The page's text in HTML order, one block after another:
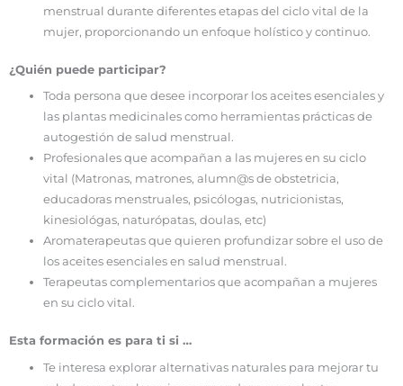
menstrual durante diferentes etapas del ciclo vital de la
mujer, proporcionando un enfoque holístico y continuo.
¿Quién puede participar?
Toda persona que desee incorporar los aceites esenciales y
las plantas medicinales como herramientas prácticas de
autogestión de salud menstrual.
Profesionales que acompañan a las mujeres en su ciclo
vital (Matronas, matrones, alumn@s de obstetricia,
educadoras menstruales, psicólogas, nutricionistas,
kinesiológas, naturópatas, doulas, etc)
Aromaterapeutas que quieren profundizar sobre el uso de
los aceites esenciales en salud menstrual.
Terapeutas complementarios que acompañan a mujeres
en su ciclo vital.
Esta formación es para ti si …
Te interesa explorar alternativas naturales para mejorar tu